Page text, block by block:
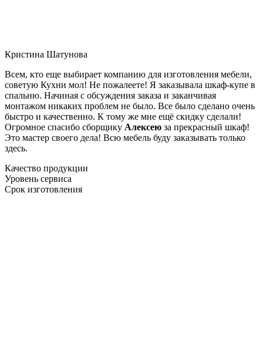
Кристина Шатунова
Всем, кто еще выбирает компанию для изготовления мебели,
советую Кухни мол! Не пожалеете! Я заказывала шкаф-купе в
спальню. Начиная с обсуждения заказа и заканчивая
монтажом никаких проблем не было. Все было сделано очень
быстро и качественно. К тому же мне ещё скидку сделали!
Огромное спасибо сборщику Алексею за прекрасный шкаф!
Это мастер своего дела! Всю мебель буду заказывать только
здесь.
Качество продукции
Уровень сервиса
Срок изготовления